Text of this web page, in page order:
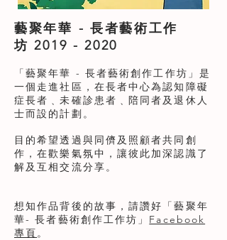
藝聚年華 - 長者藝術工作
坊2019 - 2020
「藝聚年華 - 長者藝術創作工作坊」是
一個走進社區，在長者中心為認知障礙
症長者﹑未確診患者﹑陪同者及退休人
士而設的計劃。
目的希望透過與同儕及照顧者共同創
作，在歡樂氣氛中，讓彼此加深認識了
解及互相交流分享。
想知作品背後的故事，請讚好「藝聚年
華- 長者藝術創作工作坊」 Facebook
專頁。